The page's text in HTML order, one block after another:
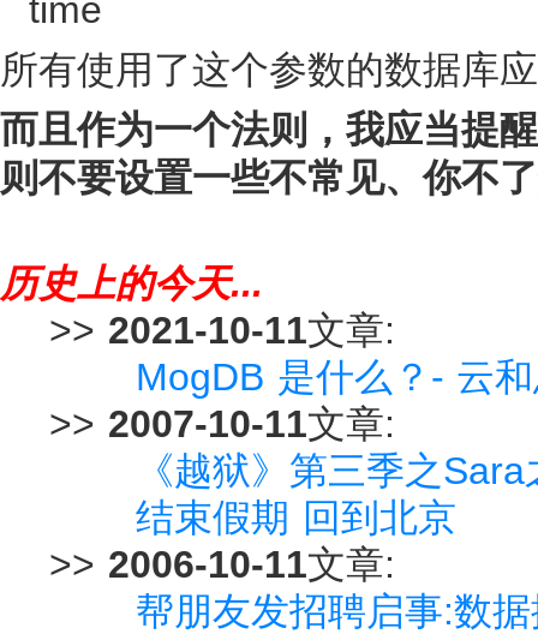
time
所有使用了这个参数的数据库
而且作为一个法则，我应当提
则不要设置一些不常见、你不
历史上的今天...
>> 2021-10-11文章:
MogDB 是什么？- 云
>> 2007-10-11文章:
《越狱》第三季之Sara
结束假期 回到北京
>> 2006-10-11文章:
帮朋友发招聘启事:数